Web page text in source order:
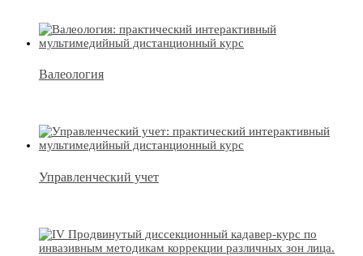
Валеология
Управленческий учет